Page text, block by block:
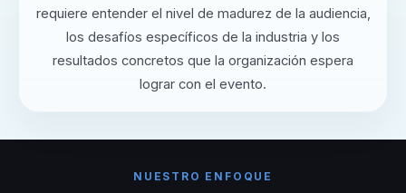
requiere entender el nivel de madurez de la audiencia,
los desafíos específicos de la industria y los
resultados concretos que la organización espera
lograr con el evento.
NUESTRO ENFOQUE